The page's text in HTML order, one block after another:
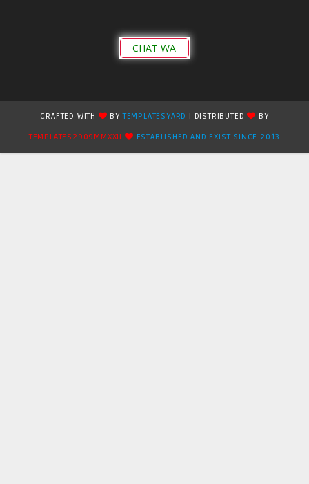
CHAT WA
CRAFTED WITH BYTEMPLATESYARD | DISTRIBUTED
BY
TEMPLATES2909MMXXII
ESTABLISHED AND EXIST SINCE 2013